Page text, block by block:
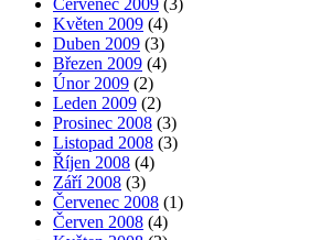
Červenec 2009 (3)
Květen 2009 (4)
Duben 2009 (3)
Březen 2009 (4)
Únor 2009 (2)
Leden 2009 (2)
Prosinec 2008 (3)
Listopad 2008 (3)
Říjen 2008 (4)
Září 2008 (3)
Červenec 2008 (1)
Červen 2008 (4)